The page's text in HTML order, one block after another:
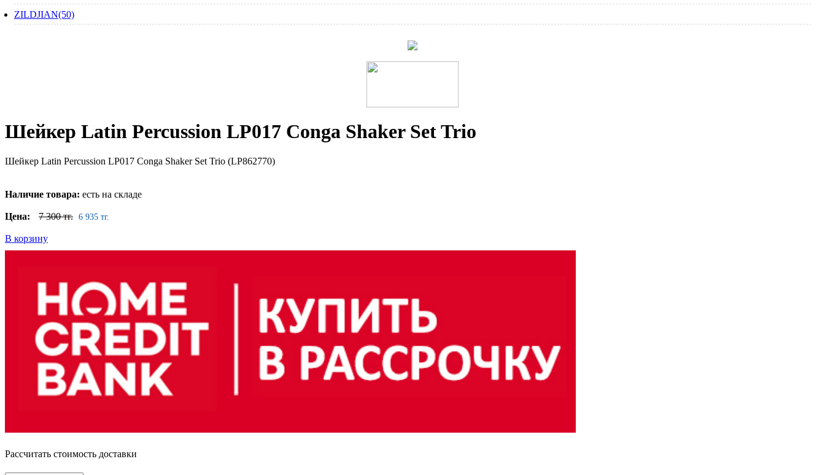
ZILDJIAN(50)
Шейкер Latin Percussion LP017 Conga Shaker Set Trio
Шейкер Latin Percussion LP017 Conga Shaker Set Trio (LP862770)
Наличие товара: есть на складе
Цена: 7 300 тг. 6 935 тг.
В корзину
Рассчитать стоимость доставки